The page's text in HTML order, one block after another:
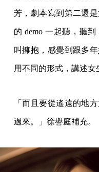
芳，劇本寫到第二還
的 demo 一起聽，聽
叫擁抱，感覺到跟多
用不同的形式，講述女
「而且要從遙遠的地
過來。」徐譽庭補充。